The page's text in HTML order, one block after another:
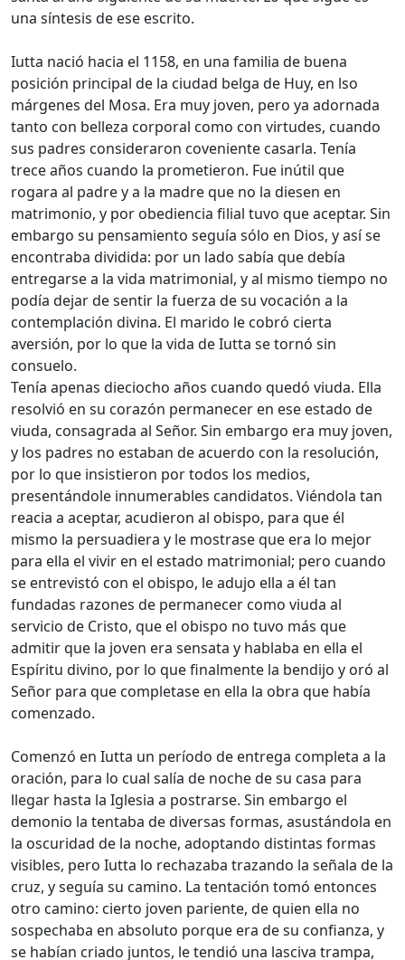
una síntesis de ese escrito.
Iutta nació hacia el 1158, en una familia de buena
posición principal de la ciudad belga de Huy, en lso
márgenes del Mosa. Era muy joven, pero ya adornada
tanto con belleza corporal como con virtudes, cuando
sus padres consideraron coveniente casarla. Tenía
trece años cuando la prometieron. Fue inútil que
rogara al padre y a la madre que no la diesen en
matrimonio, y por obediencia filial tuvo que aceptar. Sin
embargo su pensamiento seguía sólo en Dios, y así se
encontraba dividida: por un lado sabía que debía
entregarse a la vida matrimonial, y al mismo tiempo no
podía dejar de sentir la fuerza de su vocación a la
contemplación divina. El marido le cobró cierta
aversión, por lo que la vida de Iutta se tornó sin
consuelo.
Tenía apenas dieciocho años cuando quedó viuda. Ella
resolvió en su corazón permanecer en ese estado de
viuda, consagrada al Señor. Sin embargo era muy joven,
y los padres no estaban de acuerdo con la resolución,
por lo que insistieron por todos los medios,
presentándole innumerables candidatos. Viéndola tan
reacia a aceptar, acudieron al obispo, para que él
mismo la persuadiera y le mostrase que era lo mejor
para ella el vivir en el estado matrimonial; pero cuando
se entrevistó con el obispo, le adujo ella a él tan
fundadas razones de permanecer como viuda al
servicio de Cristo, que el obispo no tuvo más que
admitir que la joven era sensata y hablaba en ella el
Espíritu divino, por lo que finalmente la bendijo y oró al
Señor para que completase en ella la obra que había
comenzado.
Comenzó en Iutta un período de entrega completa a la
oración, para lo cual salía de noche de su casa para
llegar hasta la Iglesia a postrarse. Sin embargo el
demonio la tentaba de diversas formas, asustándola en
la oscuridad de la noche, adoptando distintas formas
visibles, pero Iutta lo rechazaba trazando la señala de la
cruz, y seguía su camino. La tentación tomó entonces
otro camino: cierto joven pariente, de quien ella no
sospechaba en absoluto porque era de su confianza, y
se habían criado juntos, le tendió una lasciva trampa,